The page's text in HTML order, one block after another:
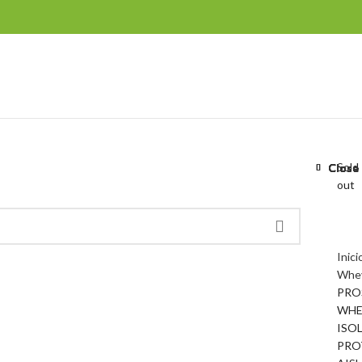
Sold
out
Close
Close
Close
Close
Close
Close
Close
Close